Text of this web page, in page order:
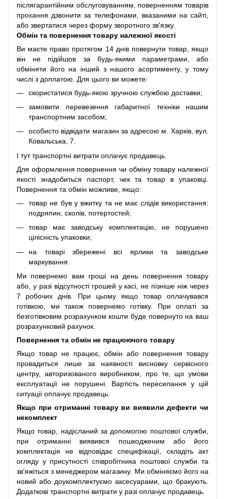
післягарантійним обслуговуванням, поверненням товарів
прохання дзвонити за телефонами, вказаними на сайті,
або звертатися через форму зворотного зв'язку.
Обмін та повернення товару належної якості
Ви маєте право протягом 14 днів повернути товар, якщо
він не підійшов за будь-якими параметрами, або
обміняти його на інший з нашого асортименту, у тому
числі з доплатою. Для цього ви можете:
скористатися будь-якою зручною службою доставки;
замовити перевезення габаритної техніки нашим
транспортним засобом;
особисто відвідати магазин за адресою м. Харків, вул.
Ковальська, 7.
І тут транспортні витрати оплачує продавець.
Для оформлення повернення чи обміну товару належної
якості знадобиться паспорт, чек та товар в упаковці.
Повернення та обмін можливе, якщо:
товар не був у вжитку та не має слідів використання:
подряпин, сколів, потертостей;
товар має заводську комплектацію, не порушено
цілісність упаковки;
на товарі збережені всі ярлики та заводське
маркування.
Ми повернемо вам гроші на день повернення товару
або, у разі відсутності грошей у касі, не пізніше ніж через
7 робочих днів. При цьому якщо товар оплачувався
готівкою, ми також повернемо готівку. При оплаті за
безготівковим розрахунком кошти буде повернуто на ваш
розрахунковий рахунок.
Повернення та обмін не працюючого товару
Якщо товар не працює, обмін або повернення товару
провадиться лише за наявності висновку сервісного
центру, авторизованого виробником, про те, що умови
експлуатації не порушені. Вартість пересилання у цій
ситуації оплачує продавець.
Якщо при отриманні товару ви виявили дефекти чи
некомплект
Якщо товар, надісланий за допомогою поштової служби,
при отриманні виявився пошкодженим або його
комплектація не відповідає специфікації, складіть акт
огляду у присутності співробітника поштової служби та
зв'яжіться з менеджером магазину. Ми обміняємо його на
новий або доукомплектуємо аксесуарами, що бракують.
Додаткові транспортні витрати у разі оплачує продавець.